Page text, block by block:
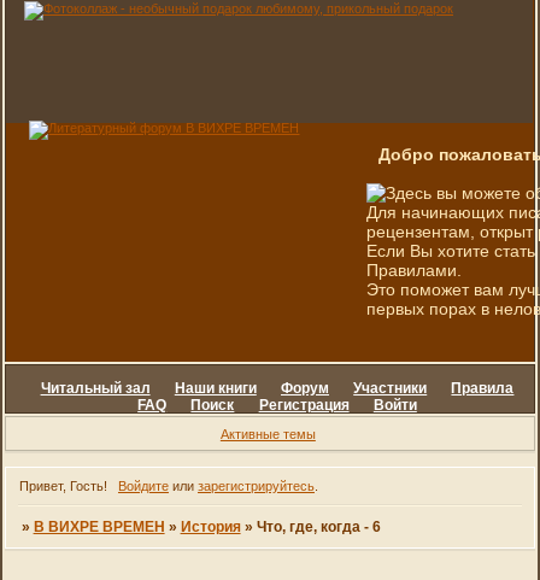
Добро
Здесь вы можете
Для начинающих
рецензентам, открыт
Если Вы хотите
Правилами.
Это поможет вам
первых порах в
Читальный зал Наши книги Форум Участники
Правила
FAQ
Поиск Регистрация Войти
Активные темы
Привет, Гость! Войдитеили зарегистрируйтесь.
» В ВИХРЕ ВРЕМЕН » История » Что, где, когда - 6